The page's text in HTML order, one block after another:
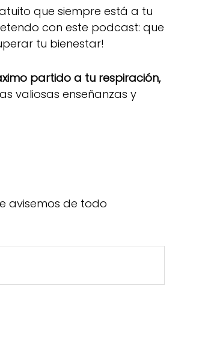
que siempre está a tu
con este podcast: que
tu bienestar!
partido a tu respiración,
valiosas enseñanzas y
avisemos de todo